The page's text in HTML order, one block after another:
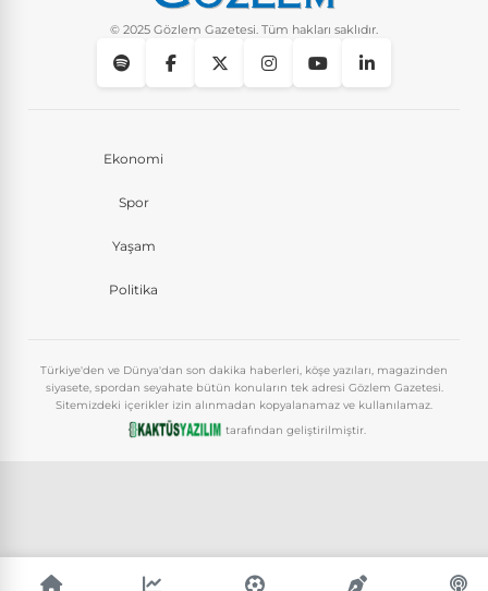
© 2025 Gözlem Gazetesi. Tüm hakları saklıdır.
Ekonomi
Spor
Yaşam
Politika
Türkiye'den ve Dünya'dan son dakika haberleri, köşe yazıları, magazinden
siyasete, spordan seyahate bütün konuların tek adresi Gözlem Gazetesi.
Sitemizdeki içerikler izin alınmadan kopyalanamaz ve kullanılamaz.
tarafından geliştirilmiştir.